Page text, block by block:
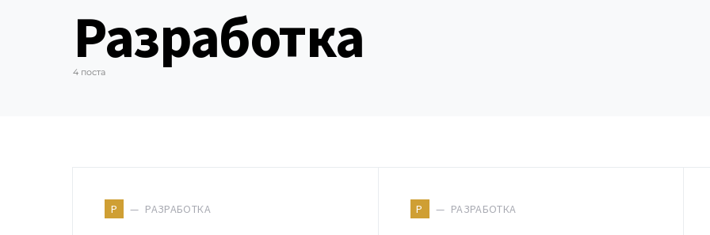
Разработка
4 поста
Р РАЗРАБОТКА Р РАЗРАБОТКА